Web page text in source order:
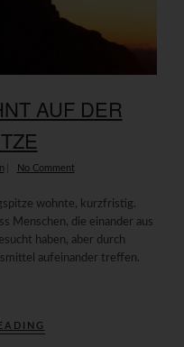
AUF DER
No Comment
wohnte, kurzfristig.
Menschen, die einander aus
haben, aber durch
aufeinander treffen.